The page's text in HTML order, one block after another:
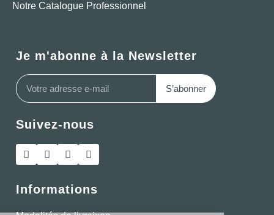
Notre Catalogue Professionnel
Je m'abonne à la Newsletter
S’abonner
Suivez-nous
Informations